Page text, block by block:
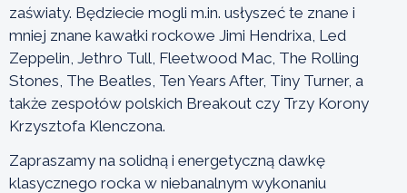
zaświaty. Będziecie mogli m.in. usłyszeć te znane i
mniej znane kawałki rockowe Jimi Hendrixa, Led
Zeppelin, Jethro Tull, Fleetwood Mac, The Rolling
Stones, The Beatles, Ten Years After, Tiny Turner, a
także zespołów polskich Breakout czy Trzy Korony
Krzysztofa Klenczona.
Zapraszamy na solidną i energetyczną dawkę
klasycznego rocka w niebanalnym wykonaniu